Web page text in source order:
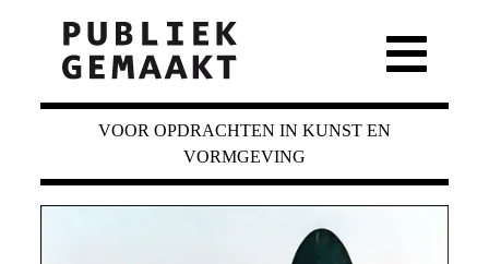
VOOR OPDRACHTEN IN KUNST EN
VORMGEVING